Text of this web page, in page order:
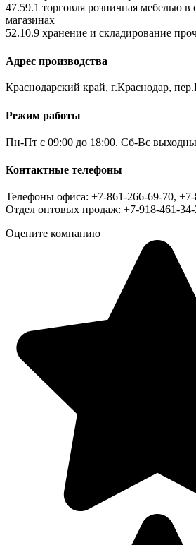
47.59.1 торговля розничная мебелью
магазинах
52.10.9 хранение и складирование
Адрес производства
Краснодарский край, г.Краснодар,
Режим работы
Пн-Пт с 09:00 до 18:00. Сб-Вс
Контактные телефоны
Телефоны офиса: +7-861-266-69-70,
Отдел оптовых продаж: +7-918-461-
Оцените компанию